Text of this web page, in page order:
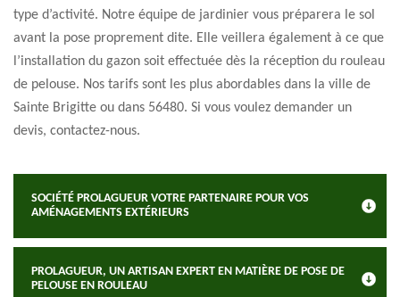
type d’activité. Notre équipe de jardinier vous préparera le sol
avant la pose proprement dite. Elle veillera également à ce que
l’installation du gazon soit effectuée dès la réception du rouleau
de pelouse. Nos tarifs sont les plus abordables dans la ville de
Sainte Brigitte ou dans 56480. Si vous voulez demander un
devis, contactez-nous.
SOCIÉTÉ PROLAGUEUR VOTRE PARTENAIRE POUR VOS
AMÉNAGEMENTS EXTÉRIEURS
PROLAGUEUR, UN ARTISAN EXPERT EN MATIÈRE DE POSE DE
PELOUSE EN ROULEAU